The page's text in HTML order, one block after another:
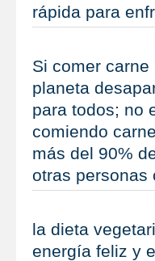
rápida para
Si comer
planeta
para todos; no
comiendo
más del 90%
otras personas
la dieta
energía feliz y